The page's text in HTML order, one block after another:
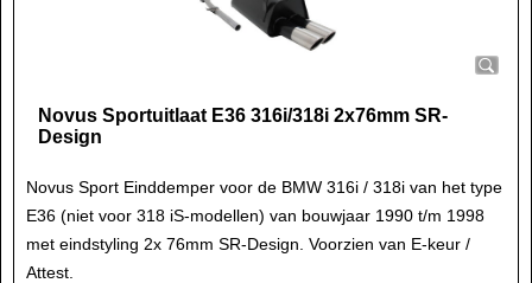
Novus Sportuitlaat E36 316i/318i 2x76mm SR-
Design
Novus Sport Einddemper voor de BMW 316i / 318i van het type
E36 (niet voor 318 iS-modellen) van bouwjaar 1990 t/m 1998
met eindstyling 2x 76mm SR-Design. Voorzien van E-keur /
Attest.